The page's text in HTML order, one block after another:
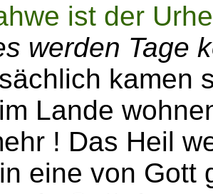
ist der
werden Tage
kamen
Lande
! Das Heil
eine von Gott